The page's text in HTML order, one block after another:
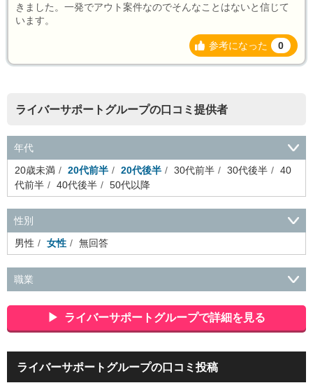
きました。一発でアウト案件なのでそんなことはないと信じて
います。
参考になった 0
ライバーサポートグループの口コミ提供者
年代
20歳未満
20代前半 20代後半 30代前半 30代後半
40
代前半
40代後半 50代以降
性別
男性
女性 無回答
職業
ポーツ関連
広告・マスコミ
接客・小売・流通・外食・食
品
アミューズメント・エンターテイメント・ゲーム関連
美
ダル・葬祭
メディア職
クリエイティブ・デザイン・映像・
音響
芸能・イベント・コンパニオン
ITエンジニア（システ
ライバーサポートグループで詳細を見る
ライバーサポートグループの口コミ投稿